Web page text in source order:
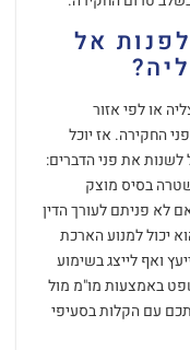
אל
או לפי אזור
החקירה. אז יוכל
לשנות את פני הדברים:
בסיס מוצק
לא פניתם לעורך הדין
יכול למנוע הארכת
ואף לייצג בשימוע
באמצעות מו"מ מול
עם הקלות בסעיפי